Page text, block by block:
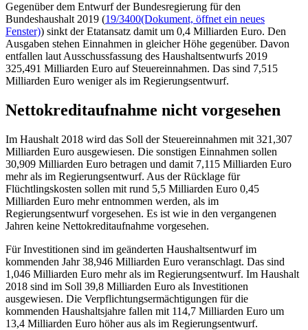
Gegenüber dem Entwurf der Bundesregierung für den
Bundeshaushalt 2019 (19/3400(Dokument, öffnet ein neues
Fenster)) sinkt der Etatansatz damit um 0,4 Milliarden Euro. Den
Ausgaben stehen Einnahmen in gleicher Höhe gegenüber. Davon
entfallen laut Ausschussfassung des Haushaltsentwurfs 2019
325,491 Milliarden Euro auf Steuereinnahmen. Das sind 7,515
Milliarden Euro weniger als im Regierungsentwurf.
Nettokreditaufnahme nicht vorgesehen
Im Haushalt 2018 wird das Soll der Steuereinnahmen mit 321,307
Milliarden Euro ausgewiesen. Die sonstigen Einnahmen sollen
30,909 Milliarden Euro betragen und damit 7,115 Milliarden Euro
mehr als im Regierungsentwurf. Aus der Rücklage für
Flüchtlingskosten sollen mit rund 5,5 Milliarden Euro 0,45
Milliarden Euro mehr entnommen werden, als im
Regierungsentwurf vorgesehen. Es ist wie in den vergangenen
Jahren keine Nettokreditaufnahme vorgesehen.
Für Investitionen sind im geänderten Haushaltsentwurf im
kommenden Jahr 38,946 Milliarden Euro veranschlagt. Das sind
1,046 Milliarden Euro mehr als im Regierungsentwurf. Im Haushalt
2018 sind im Soll 39,8 Milliarden Euro als Investitionen
ausgewiesen. Die Verpflichtungsermächtigungen für die
kommenden Haushaltsjahre fallen mit 114,7 Milliarden Euro um
13,4 Milliarden Euro höher aus als im Regierungsentwurf.